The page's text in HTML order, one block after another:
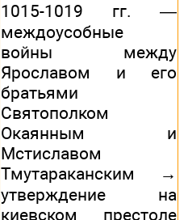
1015-1019 гг. —
междоусобные
войны между
Ярославом и его
братьями
Святополком
Окаянным и
Мстиславом
Тмутараканским →
утверждение на
киевском престоле